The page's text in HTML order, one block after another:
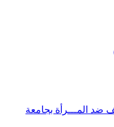
ضد المـــرأة بجامعة